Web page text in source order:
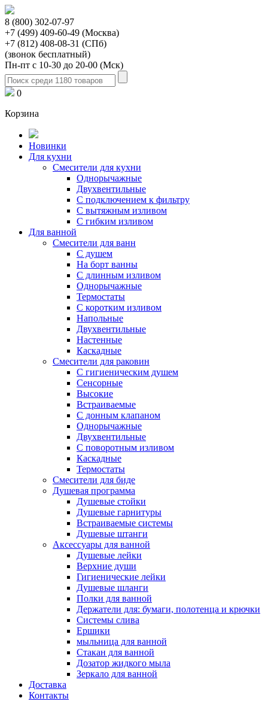
8 (800) 302-07-97
+7 (499) 409-60-49 (Москва)
+7 (812) 408-08-31 (СПб)
(звонок бесплатный)
Пн-пт с 10-30 до 20-00 (Мск)
0
Корзина
Новинки
Для кухни
Смесители для кухни
Однорычажные
Двухвентильные
С подключением к фильтру
С вытяжным изливом
С гибким изливом
Для ванной
Смесители для ванн
С душем
На борт ванны
С длинным изливом
Однорычажные
Термостаты
С коротким изливом
Напольные
Двухвентильные
Настенные
Каскадные
Смесители для раковин
С гигиеническим душем
Сенсорные
Высокие
Встраиваемые
С донным клапаном
Однорычажные
Двухвентильные
С поворотным изливом
Каскадные
Термостаты
Смесители для биде
Душевая программа
Душевые стойки
Душевые гарнитуры
Встраиваемые системы
Душевые штанги
Аксессуары для ванной
Душевые лейки
Верхние души
Гигиенические лейки
Душевые шланги
Полки для ванной
Держатели для: бумаги, полотенца и крючки
Системы слива
Ершики
мыльница для ванной
Стакан для ванной
Дозатор жидкого мыла
Зеркало для ванной
Доставка
Контакты